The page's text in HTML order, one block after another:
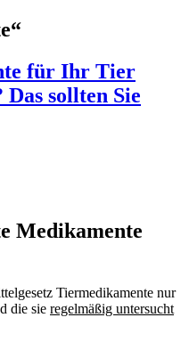
für Ihr Tier
sollten Sie
Medikamente
Tiermedikamente nur
die sie regelmäßig untersucht